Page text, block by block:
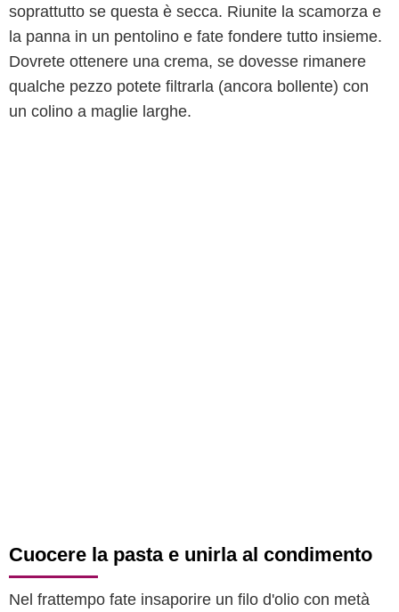
soprattutto se questa è secca. Riunite la scamorza e
la panna in un pentolino e fate fondere tutto insieme.
Dovrete ottenere una crema, se dovesse rimanere
qualche pezzo potete filtrarla (ancora bollente) con
un colino a maglie larghe.
Cuocere la pasta e unirla al condimento
Nel frattempo fate insaporire un filo d'olio con metà